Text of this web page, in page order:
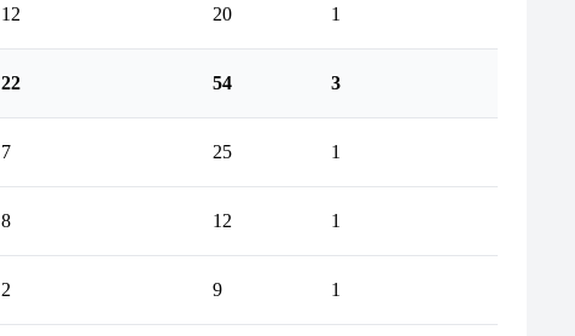
12 20 1
22 54 3
7 25 1
8 12 1
2 9 1